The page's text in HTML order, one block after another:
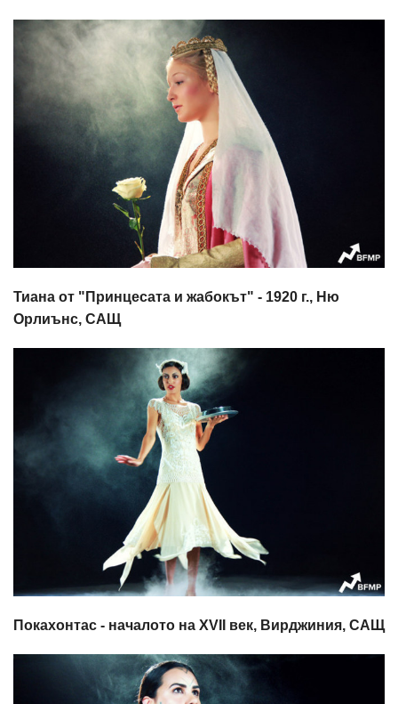
Тиана от "Принцесата и жабокът" - 1920 г., Ню
Орлиънс, САЩ
Покахонтас - началото на XVII век, Вирджиния, САЩ